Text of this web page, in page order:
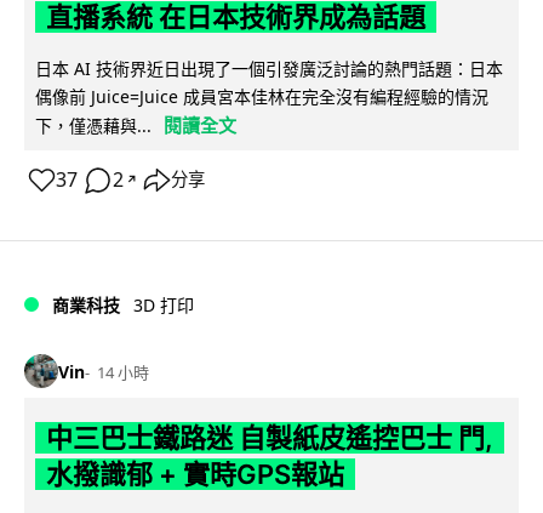
直播系統 在日本技術界成為話題
日本 AI 技術界近日出現了一個引發廣泛討論的熱門話題：日本
偶像前 Juice=Juice 成員宮本佳林在完全沒有編程經驗的情況
下，僅憑藉與...
閱讀全文
37 2 ↗ 分享
商業科技 3D 打印
Vin 14 小時
中三巴士鐵路迷 自製紙皮遙控巴士 門,
水撥識郁 + 實時GPS報站